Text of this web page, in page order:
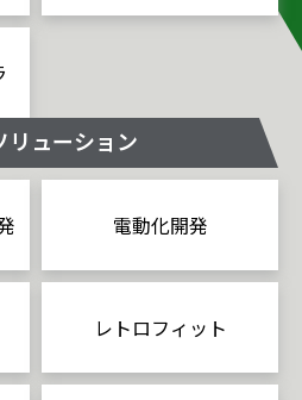
リューション
電動化開発
レトロフィット